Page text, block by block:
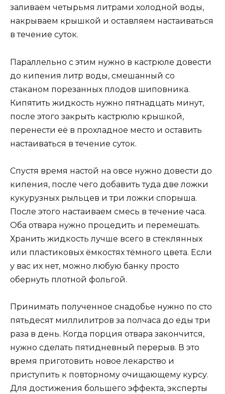
заливаем четырьмя литрами холодной воды,
накрываем крышкой и оставляем настаиваться
в течение суток.
Параллельно с этим нужно в кастрюле довести
до кипения литр воды, смешанный со
стаканом порезанных плодов шиповника.
Кипятить жидкость нужно пятнадцать минут,
после этого закрыть кастрюлю крышкой,
перенести её в прохладное место и оставить
настаиваться в течение суток.
Спустя время настой на овсе нужно довести до
кипения, после чего добавить туда две ложки
кукурузных рыльцев и три ложки спорыша.
После этого настаиваем смесь в течение часа.
Оба отвара нужно процедить и перемешать.
Хранить жидкость лучше всего в стеклянных
или пластиковых ёмкостях тёмного цвета. Если
у вас их нет, можно любую банку просто
обернуть плотной фольгой.
Принимать полученное снадобье нужно по сто
пятьдесят миллилитров за полчаса до еды три
раза в день. Когда порция отвара закончится,
нужно сделать пятидневный перерыв. В это
время приготовить новое лекарство и
приступить к повторному очищающему курсу.
Для достижения большего эффекта, эксперты